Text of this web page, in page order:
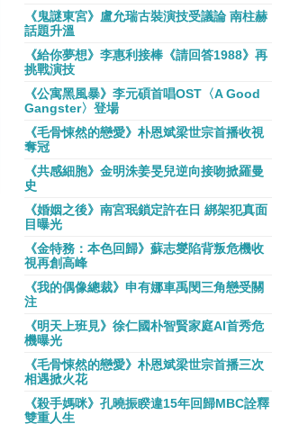
《鬼謎東宮》盧允瑞古裝演技受議論 南柱赫
話題升溫
《給你夢想》李惠利接棒《請回答1988》再
挑戰演技
《公寓黑風暴》李元碩首唱OST〈A Good
Gangster〉登場
《毛骨悚然的戀愛》朴恩斌梁世宗首播收視
奪冠
《共感細胞》金明洙姜旻兒逆向接吻掀羅曼
史
《婚姻之後》南宮珉鎖定許在日 綁架犯真面
目曝光
《金特務：本色回歸》蘇志燮陷背叛危機收
視再創高峰
《我的偶像總裁》申有娜車禹閔三角戀受關
注
《明天上班見》徐仁國朴智賢家庭AI首秀危
機曝光
《毛骨悚然的戀愛》朴恩斌梁世宗首播三次
相遇掀火花
《殺手媽咪》孔曉振睽違15年回歸MBC詮釋
雙重人生